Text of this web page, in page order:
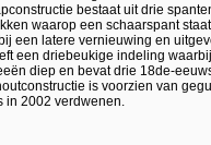
bestaat uit drie
waarop een schaarspant
een latere vernieuwing en
een driebeukige indeling
diep en bevat drie 18de-
is voorzien van
in 2002 verdwenen.